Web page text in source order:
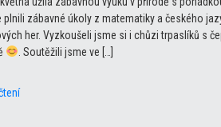
plnili zábavné úkoly z matematiky a českého
her. Vyzkoušeli jsme si i chůzi trpaslíků s
. Soutěžili jsme ve […]